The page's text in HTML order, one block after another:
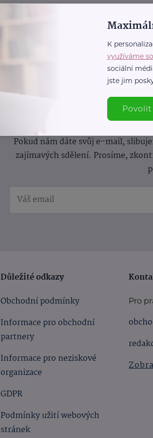
Informace
Pokud nám dáte svůj e-mail,
zajímavých sdělení. Prosíme,
Důležité odkazy
Obchodní podmínky
Informace pro obchodní
partnery
Informace pro neziskové
organizace
GDPR
Podmínky užití webových
stránek
Pro
K
využíváme
sociální
jste jim
Povolit